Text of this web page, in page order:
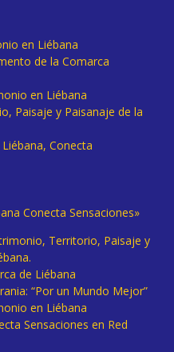
en Liébana
de la Comarca
en Liébana
Paisaje y Paisanaje de la
Conecta
Conecta Sensaciones»
Territorio, Paisaje y
de Liébana
“Por un Mundo Mejor”
en Liébana
Sensaciones en Red